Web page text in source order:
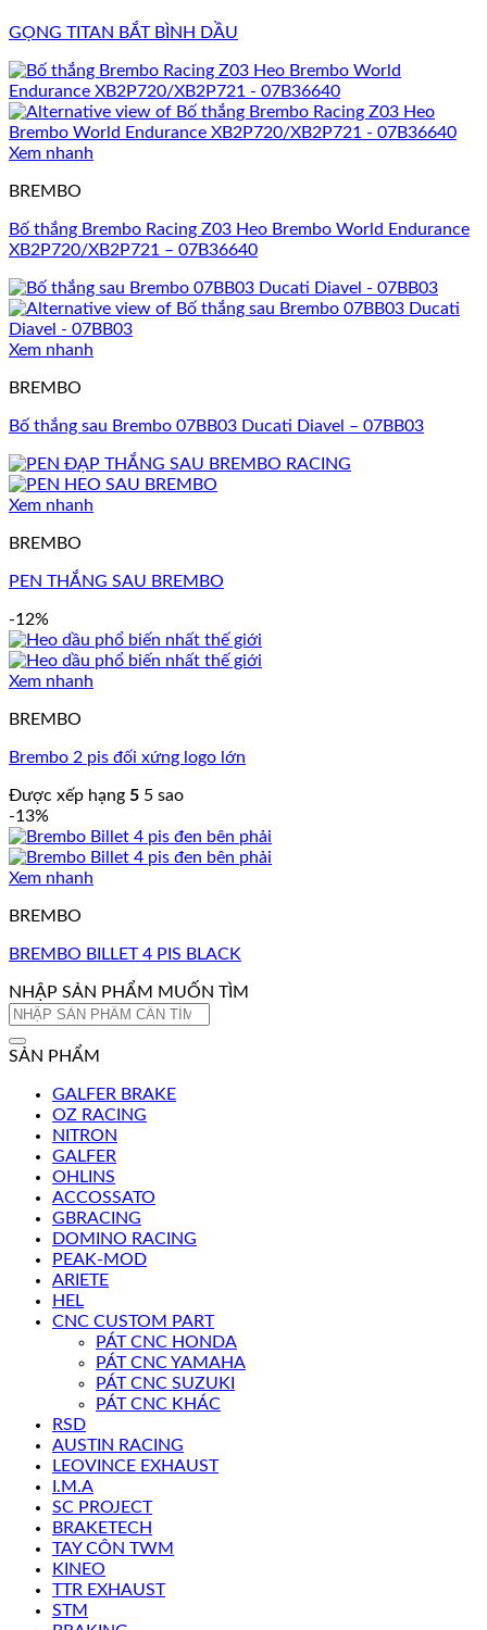
GỌNG TITAN BẮT BÌNH DẦU
Xem nhanh
BREMBO
Bố thắng Brembo Racing Z03 Heo Brembo World Endurance
XB2P720/XB2P721 – 07B36640
Xem nhanh
BREMBO
Bố thắng sau Brembo 07BB03 Ducati Diavel – 07BB03
Xem nhanh
BREMBO
PEN THẮNG SAU BREMBO
-12%
Xem nhanh
BREMBO
Brembo 2 pis đối xứng logo lớn
Được xếp hạng 5 5 sao
-13%
Xem nhanh
BREMBO
BREMBO BILLET 4 PIS BLACK
NHẬP SẢN PHẨM MUỐN TÌM
Tìm
SẢN PHẨM
GALFER BRAKE
OZ RACING
NITRON
GALFER
OHLINS
ACCOSSATO
GBRACING
DOMINO RACING
PEAK-MOD
ARIETE
HEL
CNC CUSTOM PART
PÁT CNC HONDA
PÁT CNC YAMAHA
PÁT CNC SUZUKI
PÁT CNC KHÁC
RSD
AUSTIN RACING
LEOVINCE EXHAUST
I.M.A
SC PROJECT
BRAKETECH
TAY CÔN TWM
KINEO
TTR EXHAUST
STM